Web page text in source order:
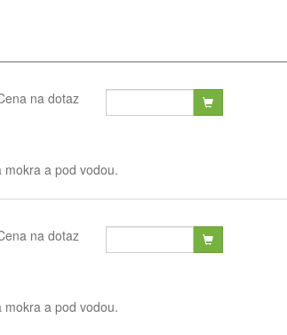
na dotaz
a pod vodou.
na dotaz
a pod vodou.